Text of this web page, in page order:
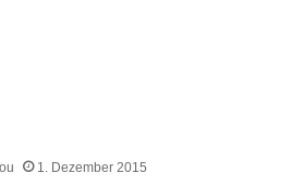
1. Dezember 2015